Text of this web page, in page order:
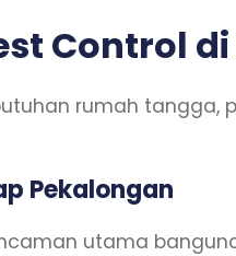
Control
rumah tangga,
Pekalongan
utama